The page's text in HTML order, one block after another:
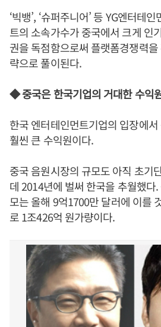
‘빅뱅’, ‘슈퍼주니어’ 등 YG엔터테
트의 소속가수가 중국에서 크게 인
권을 독점함으로써 플랫폼경쟁력
략으로 풀이된다.
◆ 중국은 한국기업의 거대한 수익
한국 엔터테인먼트기업의 입장에
훨씬 큰 수익원이다.
중국 음원시장의 규모도 아직 초기
데 2014년에 벌써 한국을 추월했다
모는 올해 9억1700만 달러에 이를
로 1조426억 원가량이다.